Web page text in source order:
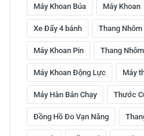
Máy Khoan Búa Máy Khoan
Xe Đẩy 4 bánh Thang Nhôm
Máy Khoan Pin Thang
Máy Khoan Động Lực Máy
Máy Hàn Bán Chạy Thước
Đồng Hồ Đo Vạn Năng